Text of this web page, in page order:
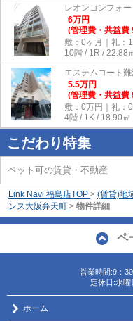
レオンコンフォ
6万円
(管理費・共益費
敷：0ヶ月｜礼：
10階 / 1R / 22.88
エステムコート
5.5万円
(管理費・共益費
敷：0万円｜礼：
4階 / 1K / 18.90㎡
こだわり特集
ペット可の賃貸・不動産
Link Navi 福島店TOP > (賃貸)地
ンス大阪弁天町 > 物件詳細
ペ
営業時間:9：
定休日:水曜
ホーム